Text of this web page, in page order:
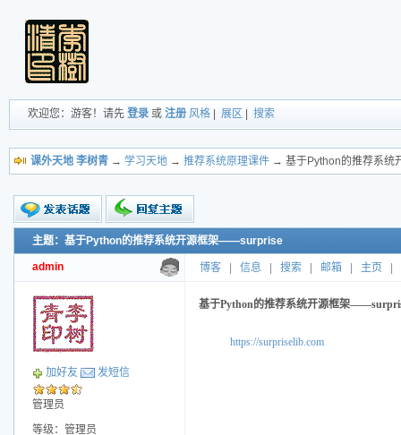
欢迎您：游客！请先 登录 或 注册 风格 展区 搜索
课外天地 李树青 → 学习天地 → 推荐系统原理课件 → 基于Python的推荐系
新的主题
投票帖
交易帖
小字报
主题：基于Python的推荐系统开源框架——surprise
admin 博客 信息 搜索 邮箱 主页
加好友 发短信
管理员
等级：管理员
基于Python的推荐系统开源框架
https://surpriselib.com